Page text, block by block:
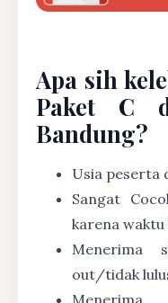
Apa sih
Paket C
Bandung?
Usia peserta
Sangat
karena
Menerima
out/tidak